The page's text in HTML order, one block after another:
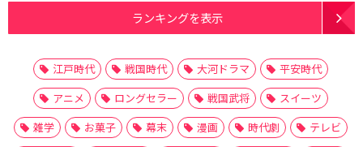
ランキングを表示
江戸時代 戦国時代 大河ドラマ
平安時代
アニメ
ロングセラー 戦国武将
スイーツ
雑学
お菓子 幕末 漫画 時代劇
テレビ